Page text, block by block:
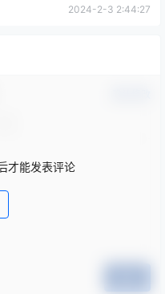
2024-2-3 2:44:27
才能发表评论